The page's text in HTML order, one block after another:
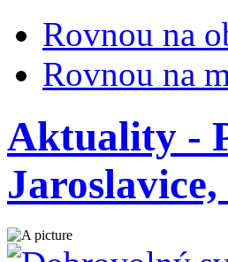
Rovnou na
Rovnou na
Aktuality -